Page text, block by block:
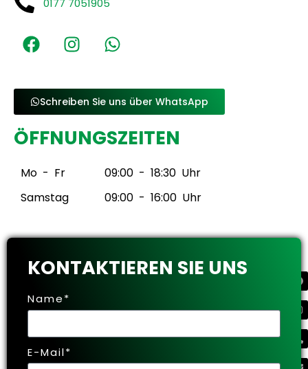
0177 7051905
Schreiben Sie uns über WhatsApp
ÖFFNUNGSZEITEN
Mo - Fr
Samstag
09:00 - 18:30 Uhr
09:00 - 16:00 Uhr
KONTAKTIEREN SIE UNS
Name*
E-Mail*